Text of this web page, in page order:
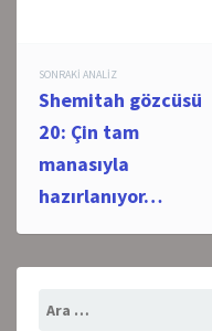
Post
navigation
SONRAKI ANALIZ
Shemitah gözcüsü
20: Çin tam
manasıyla
hazırlanıyor…